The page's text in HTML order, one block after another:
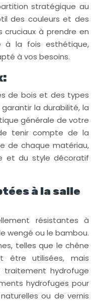
stratégique au
des couleurs et des
à prendre en
à la fois esthétique,
à vos besoins.
de bois et des types
la durabilité, la
générale de votre
tenir compte de la
de chaque matériau,
et du style décoratif
à la salle
résistantes à
wengé ou le bambou.
telles que le chêne
être utilisées, mais
hydrofuge
hydrofuges pour
ou de vernis